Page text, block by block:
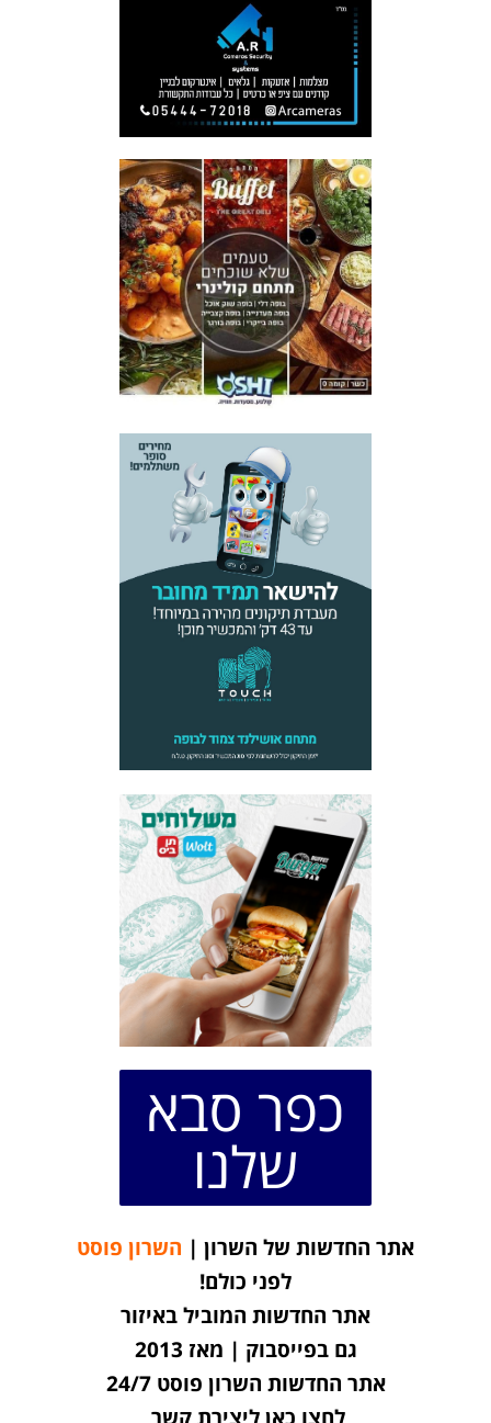
כפר סבא
שלנו
אתר החדשות של השרון | השרון פוסט
לפני כולם!
אתר החדשות המוביל באיזור
גם בפייסבוק | מאז 2013
אתר החדשות השרון פוסט 24/7